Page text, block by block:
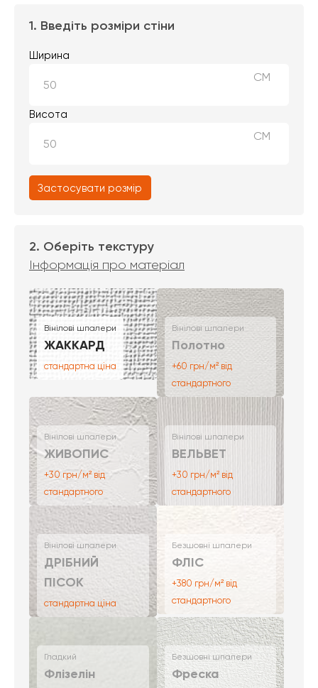
1. Введіть розміри стіни
Ширина
СМ
Висота
СМ
Застосувати розмір
2. Оберіть текстуру
Інформація про матеріал
Вінілові шпалери
ЖАККАРД
стандартна ціна
Вінілові шпалери
Полотно
+60 грн/м² від
стандартного
Вінілові шпалери
ЖИВОПИС
+30 грн/м² від
стандартного
Вінілові шпалери
ВЕЛЬВЕТ
+30 грн/м² від
стандартного
Вінілові шпалери
ДРІБНИЙ
ПІСОК
стандартна ціна
Безшовні шпалери
ФЛІС
+380 грн/м² від
стандартного
Гладкий
Флізелін
Безшовні шпалери
Фреска